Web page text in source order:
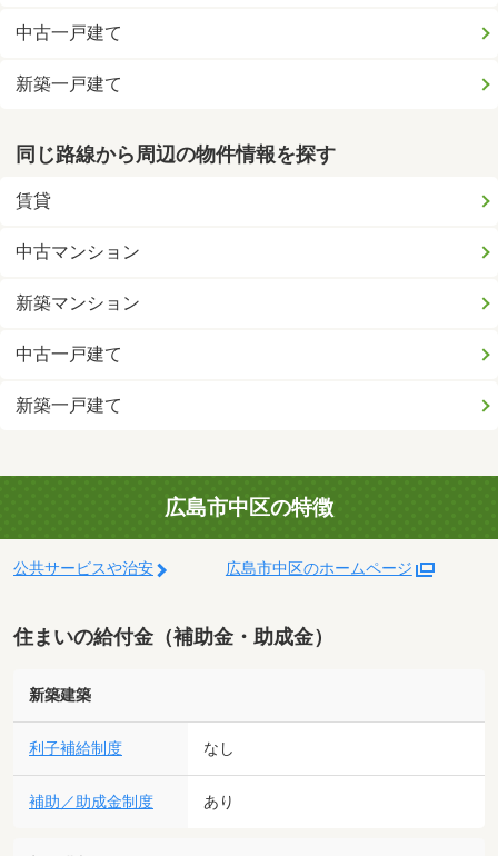
中古一戸建て
新築一戸建て
同じ路線から周辺の物件情報を探す
賃貸
中古マンション
新築マンション
中古一戸建て
新築一戸建て
広島市中区の特徴
公共サービスや治安 広島市中区のホームページ
住まいの給付金（補助金・助成金）
新築建築
利子補給制度 なし
補助／助成金制度 あり